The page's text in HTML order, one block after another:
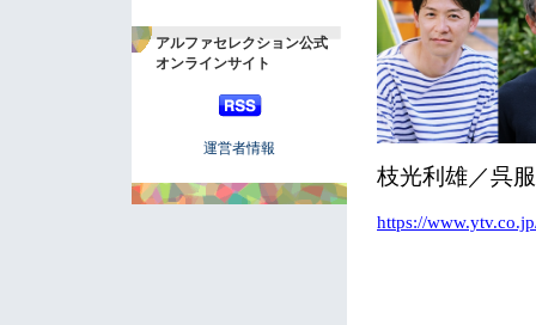
アルファセレクション公式
オンラインサイト
運営者情報
枝光利雄／呉
https://